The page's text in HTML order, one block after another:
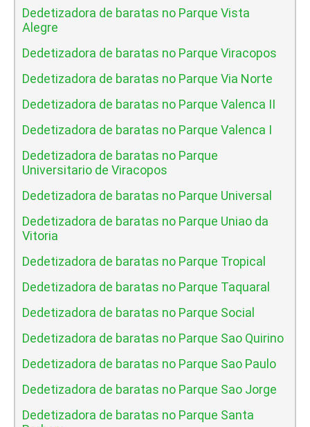
Dedetizadora de baratas no Parque Vista
Alegre
Dedetizadora de baratas no Parque Viracopos
Dedetizadora de baratas no Parque Via Norte
Dedetizadora de baratas no Parque Valenca II
Dedetizadora de baratas no Parque Valenca I
Dedetizadora de baratas no Parque
Universitario de Viracopos
Dedetizadora de baratas no Parque Universal
Dedetizadora de baratas no Parque Uniao da
Vitoria
Dedetizadora de baratas no Parque Tropical
Dedetizadora de baratas no Parque Taquaral
Dedetizadora de baratas no Parque Social
Dedetizadora de baratas no Parque Sao Quirino
Dedetizadora de baratas no Parque Sao Paulo
Dedetizadora de baratas no Parque Sao Jorge
Dedetizadora de baratas no Parque Santa